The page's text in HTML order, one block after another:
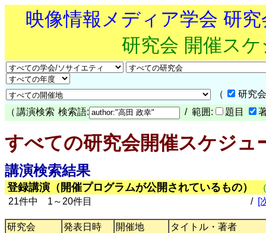
映像情報メディア学会 研
研究会 開催ス
（
研究
（ 講演検索 検索語: / 範囲: 題目
すべての研究会開催スケジュ
講演検索結果
登録講演（開催プログラムが公開されているもの）
21件中 1～20件目
/ [
研究会 発表日時 開催地
タイトル・著者